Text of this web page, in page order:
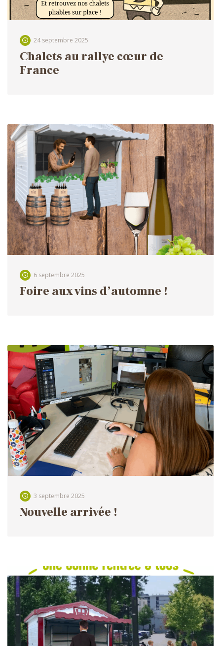
24 septembre 2025
Chalets au rallye cœur de
France
6 septembre 2025
Foire aux vins d’automne !
3 septembre 2025
Nouvelle arrivée !